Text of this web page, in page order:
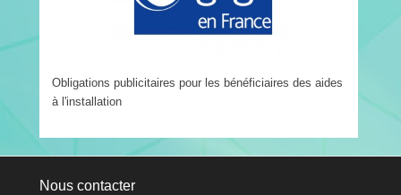
Obligations publicitaires pour les bénéficiaires des aides
à l'installation
Nous contacter